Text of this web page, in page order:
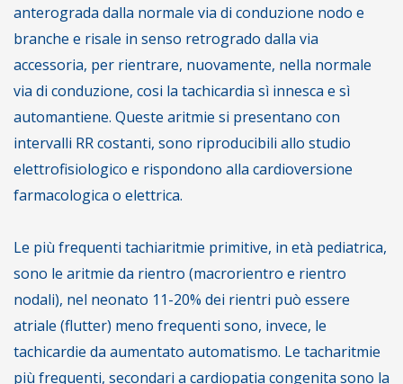
anterograda dalla normale via di conduzione nodo e
branche e risale in senso retrogrado dalla via
accessoria, per rientrare, nuovamente, nella normale
via di conduzione, cosi la tachicardia sì innesca e sì
automantiene. Queste aritmie si presentano con
intervalli RR costanti, sono riproducibili allo studio
elettrofisiologico e rispondono alla cardioversione
farmacologica o elettrica.
Le più frequenti tachiaritmie primitive, in età pediatrica,
sono le aritmie da rientro (macrorientro e rientro
nodali), nel neonato 11-20% dei rientri può essere
atriale (flutter) meno frequenti sono, invece, le
tachicardie da aumentato automatismo. Le tacharitmie
più frequenti, secondari a cardiopatia congenita sono la